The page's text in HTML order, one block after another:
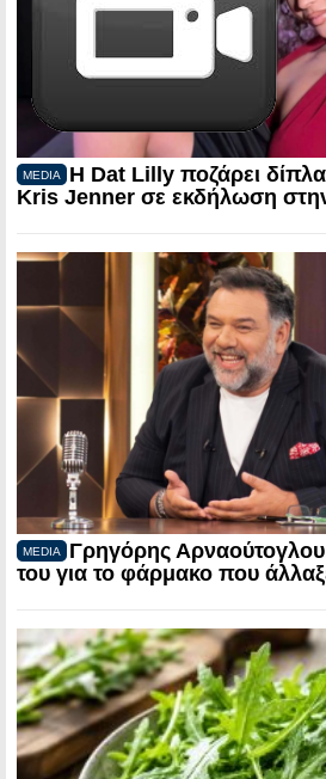
MEDIA
Η Dat Lilly ποζάρει
Kris Jenner σε εκδήλωση
MEDIA
Γρηγόρης
του για το φάρμακο που